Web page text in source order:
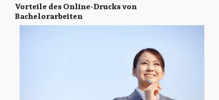
Vorteile des Online-Drucks von
Bachelorarbeiten